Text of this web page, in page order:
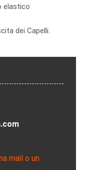
elastico
dei Capelli.
mail o un